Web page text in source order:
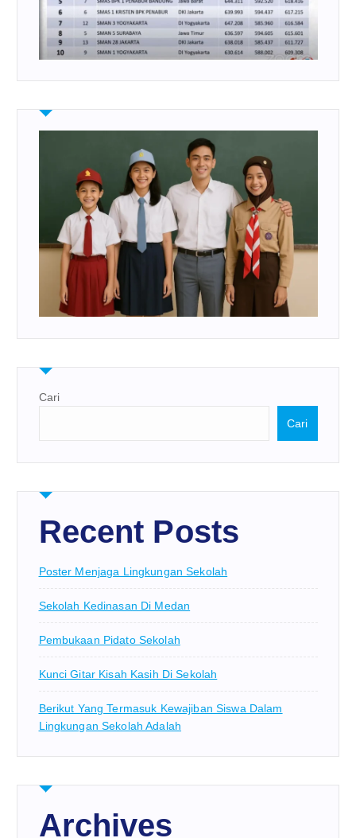
Cari
Cari
Recent Posts
Poster Menjaga Lingkungan Sekolah
Sekolah Kedinasan Di Medan
Pembukaan Pidato Sekolah
Kunci Gitar Kisah Kasih Di Sekolah
Berikut Yang Termasuk Kewajiban Siswa Dalam
Lingkungan Sekolah Adalah
Archives